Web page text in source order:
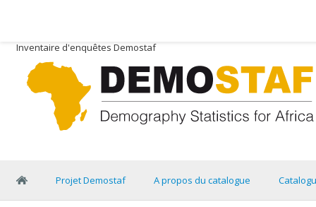
Inventaire d'enquêtes Demostaf
Projet Demostaf A propos du catalogue